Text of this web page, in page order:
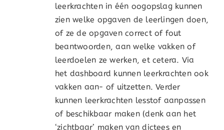
leerkrachten in één oogopslag kunnen
zien welke opgaven de leerlingen doen,
of ze de opgaven correct of fout
beantwoorden, aan welke vakken of
leerdoelen ze werken, et cetera. Via
het dashboard kunnen leerkrachten ook
vakken aan- of uitzetten. Verder
kunnen leerkrachten lesstof aanpassen
of beschikbaar maken (denk aan het
‘zichtbaar’ maken van dictees en